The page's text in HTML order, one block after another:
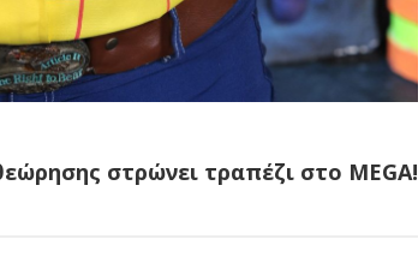
στρώνει τραπέζι στο MEGA!